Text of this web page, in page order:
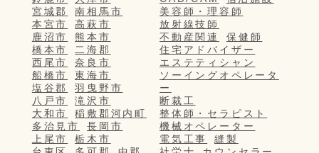
宮城郡
南相馬市
本宮市
高萩市
鹿沼市
熊本市
橋本市
二海郡
西尾市
奈良市
船橋市
東海市
塩谷郡
羽曳野市
八戸市
滝沢市
大和市
稲敷郡河内町
多治見市
長岡市
上尾市
栃木市
美容師・理容師
放射線技師
不動産関連
保健師
住宅アドバイザー
エステティシャン
ソーイングオペレータ
ー
断裁工
整体師・セラピスト
機械オペレーター
電気工事
縫製